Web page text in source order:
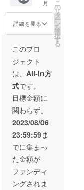
い！ そ
んな”熱
い想
い”のこ
もった
イベン
トを記
念した
特別T
シャツ
を作成
しまし
た 生地
は
UNITE
の6.2オ
ンスプ
レミア
ムTシャ
ツを採
用し ”長
く愛用
してい
月
詳細を見る
こ
の
リ
タ
ー
ン
を
選
択
す
る
このプロ
ジェクト
は、 All-In方
式です。
目標金額に
関わらず、
2023/08/06
23:59:59ま
でに集まっ
た金額が
ファンディ
ングされま